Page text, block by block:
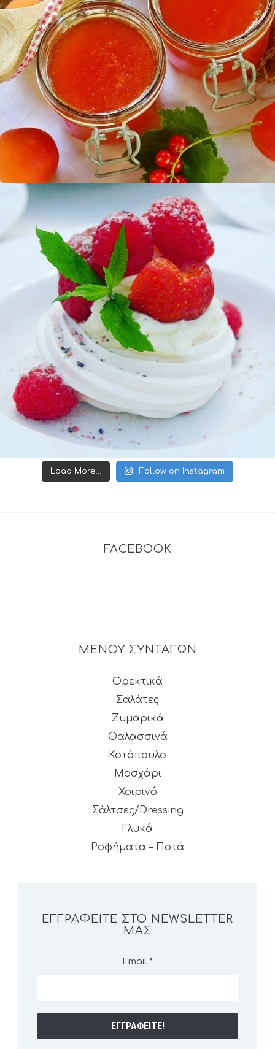
Load More... Follow on Instagram
FACEBOOK
ΜΕΝΟΥ ΣΥΝΤΑΓΩΝ
Ορεκτικά
Σαλάτες
Ζυμαρικά
Θαλασσινά
Κοτόπουλο
Μοσχάρι
Χοιρινό
Σάλτσες/Dressing
Γλυκά
Ροφήματα – Ποτά
ΕΓΓΡΑΦΕΊΤΕ ΣΤΟ NEWSLETTER
ΜΑΣ
Email *